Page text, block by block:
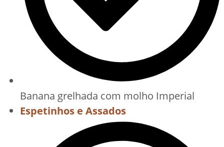
Banana grelhada com molho Imperial
Espetinhos e Assados